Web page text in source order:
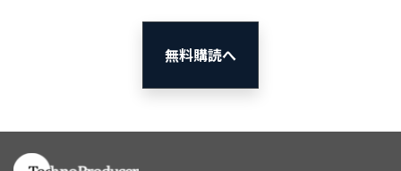
無料購読へ